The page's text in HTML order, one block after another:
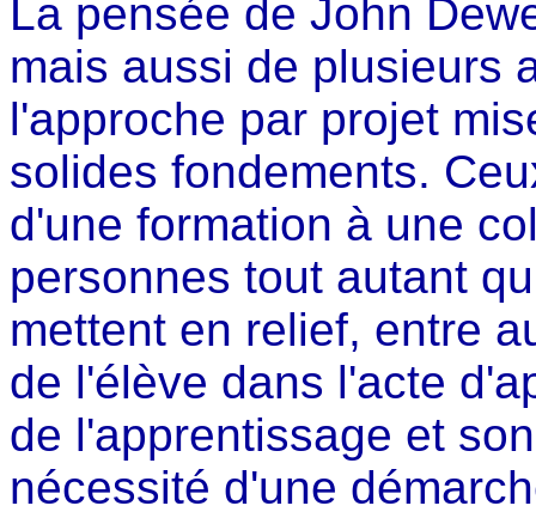
La pensée de John
mais aussi de plusieurs
l'approche par projet
solides fondements.
d'une formation à une
personnes tout autant
mettent en relief, entre
de l'élève dans l'acte
de l'apprentissage et
nécessité d'une